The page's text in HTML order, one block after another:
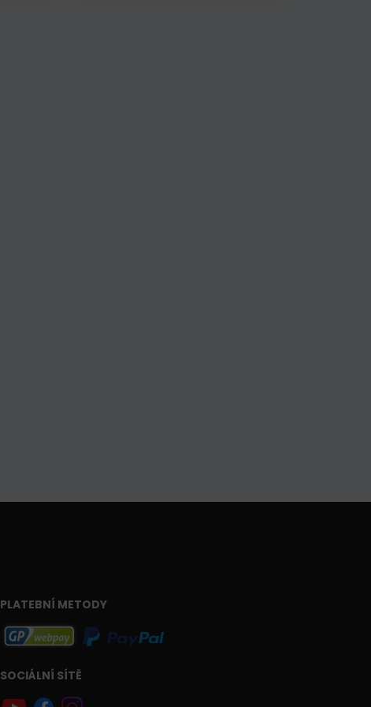
PLATEBNÍ METODY
SOCIÁLNÍ SÍTĚ